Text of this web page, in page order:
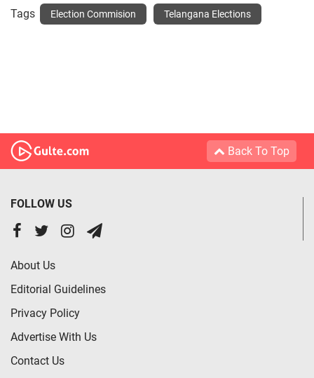
Tags Election Commision Telangana Elections
Back To Top
FOLLOW US
About Us
Editorial Guidelines
Privacy Policy
Advertise With Us
Contact Us